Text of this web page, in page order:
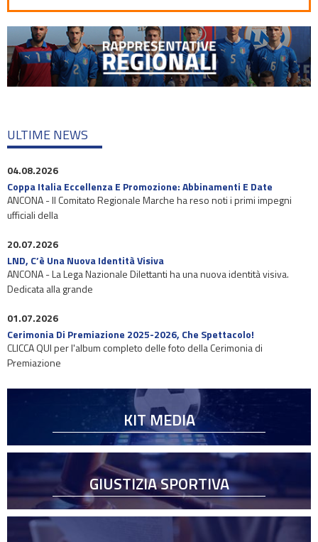
ULTIME NEWS
04.08.2026
Coppa Italia Eccellenza E Promozione: Abbinamenti E Date
ANCONA - Il Comitato Regionale Marche ha reso noti i primi impegni
ufficiali della
20.07.2026
LND, C’è Una Nuova Identità Visiva
ANCONA - La Lega Nazionale Dilettanti ha una nuova identità visiva.
Dedicata alla grande
01.07.2026
Cerimonia Di Premiazione 2025-2026, Che Spettacolo!
CLICCA QUI per l'album completo delle foto della Cerimonia di
Premiazione
KIT MEDIA
GIUSTIZIA SPORTIVA